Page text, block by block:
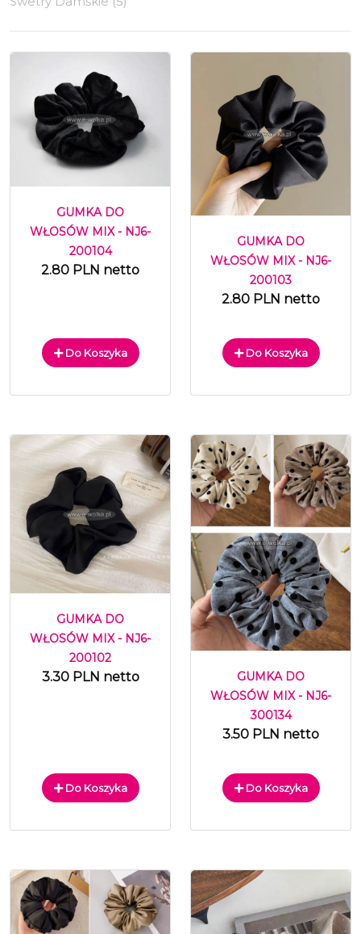
GUMKA DO
WŁOSÓW MIX - NJ6-
200104
2.80 PLN netto
Do Koszyka
GUMKA DO
WŁOSÓW MIX - NJ6-
200103
2.80 PLN netto
Do Koszyka
GUMKA DO
WŁOSÓW MIX - NJ6-
200102
3.30 PLN netto
Do Koszyka
GUMKA DO
WŁOSÓW MIX - NJ6-
300134
3.50 PLN netto
Do Koszyka